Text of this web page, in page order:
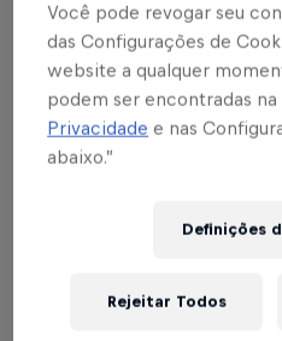
Torcedor
Paulista
coleção
Você pode revogar seu
das Configurações de
website a qualquer
podem ser encontradas na
Privacidade e nas
abaixo.”
Definições
Rejeitar Todos